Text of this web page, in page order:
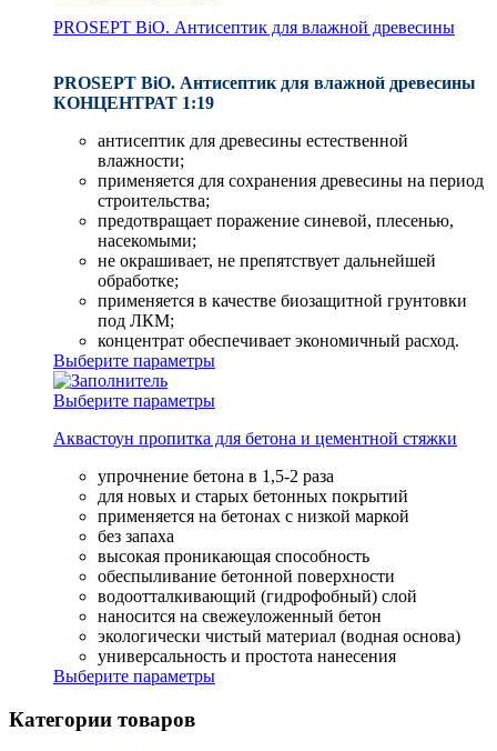
PROSEPT BiO. Антисептик для влажной древесины
PROSEPT BiO. Антисептик для влажной древесины
КОНЦЕНТРАТ 1:19
антисептик для древесины естественной
влажности;
применяется для сохранения древесины на период
строительства;
предотвращает поражение синевой, плесенью,
насекомыми;
не окрашивает, не препятствует дальнейшей
обработке;
применяется в качестве биозащитной грунтовки
под ЛКМ;
концентрат обеспечивает экономичный расход.
Выберите параметры
Выберите параметры
Аквастоун пропитка для бетона и цементной стяжки
упрочнение бетона в 1,5-2 раза
для новых и старых бетонных покрытий
применяется на бетонах с низкой маркой
без запаха
высокая проникающая способность
обеспыливание бетонной поверхности
водоотталкивающий (гидрофобный) слой
наносится на свежеуложенный бетон
экологически чистый материал (водная основа)
универсальность и простота нанесения
Выберите параметры
Категории товаров